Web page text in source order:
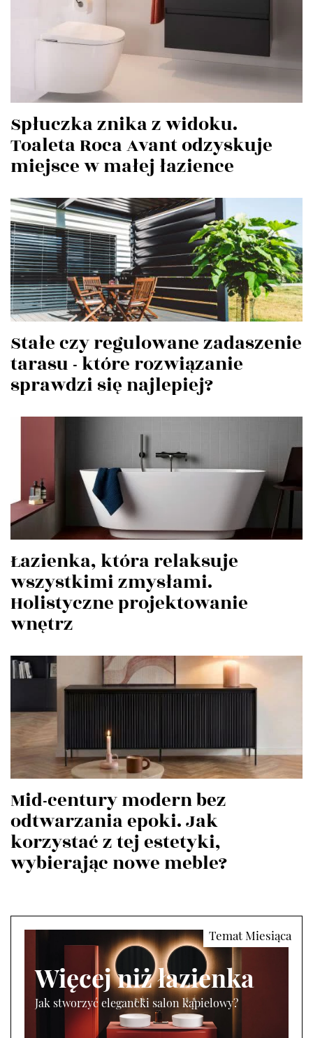
Spłuczka znika z widoku.
Toaleta Roca Avant odzyskuje
miejsce w małej łazience
Stałe czy regulowane zadaszenie
tarasu - które rozwiązanie
sprawdzi się najlepiej?
Łazienka, która relaksuje
wszystkimi zmysłami.
Holistyczne projektowanie
wnętrz
Mid-century modern bez
odtwarzania epoki. Jak
korzystać z tej estetyki,
wybierając nowe meble?
Więcej niż łazienka
Jak stworzyć elegancki salon kąpielowy?